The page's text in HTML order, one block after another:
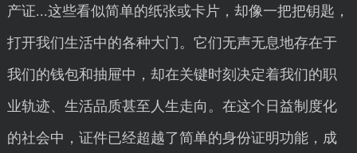
产证...这些看似简单的纸张或卡片，却像一把把钥匙，
打开我们生活中的各种大门。它们无声无息地存在于
我们的钱包和抽屉中，却在关键时刻决定着我们的职
业轨迹、生活品质甚至人生走向。在这个日益制度化
的社会中，证件已经超越了简单的身份证明功能，成